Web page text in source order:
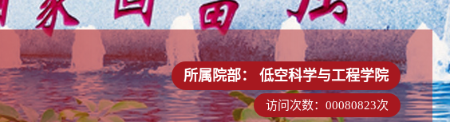
所属院部： 低空科学与工程学院
访问次数： 00080823次